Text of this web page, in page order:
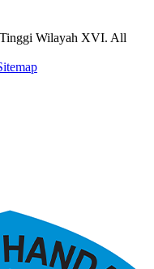
Wilayah XVI. All